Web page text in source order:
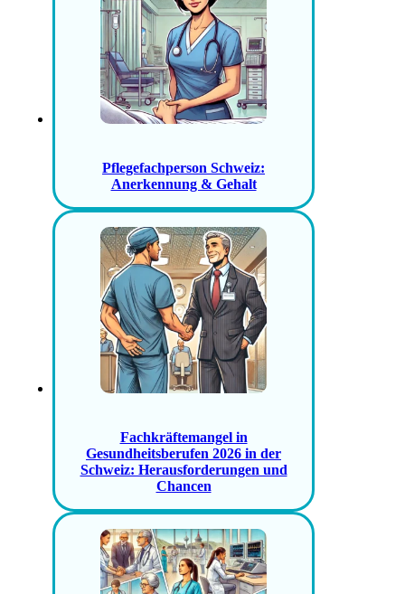
Pflegefachperson Schweiz:
Anerkennung & Gehalt
Fachkräftemangel in
Gesundheitsberufen 2026 in der
Schweiz: Herausforderungen und
Chancen